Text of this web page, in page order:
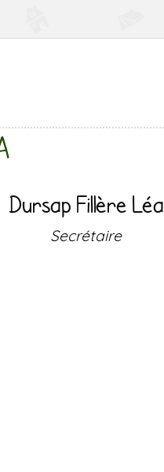
Dursap Fillère Léa
Secrétaire